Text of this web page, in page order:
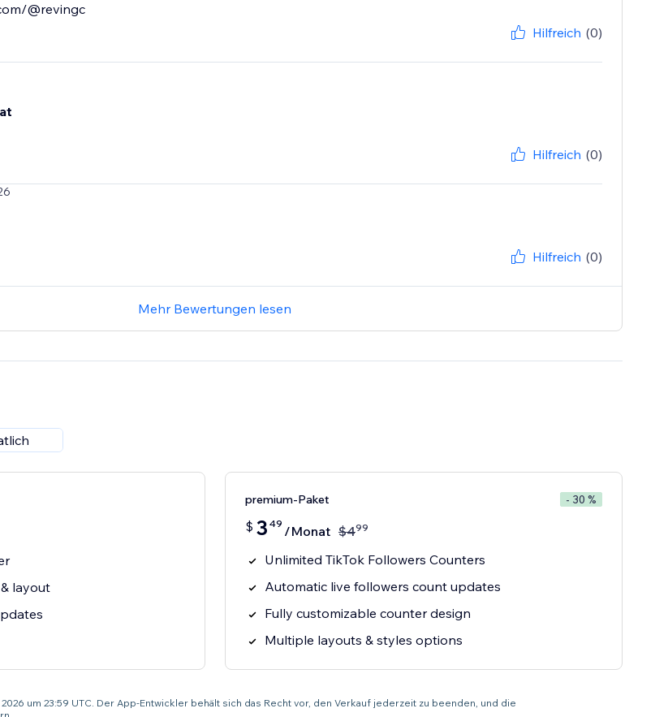
@revingc
Hilfreich (0)
Hilfreich (0)
Hilfreich (0)
Mehr Bewertungen lesen
layout
premium-Paket - 30 %
$ 3 49 /Monat $499
Unlimited TikTok Followers Counters
Automatic live followers count updates
Fully customizable counter design
Multiple layouts & styles options
um 23:59 UTC. Der App-Entwickler behält sich das Recht vor, den Verkauf jederzeit zu beenden, und die